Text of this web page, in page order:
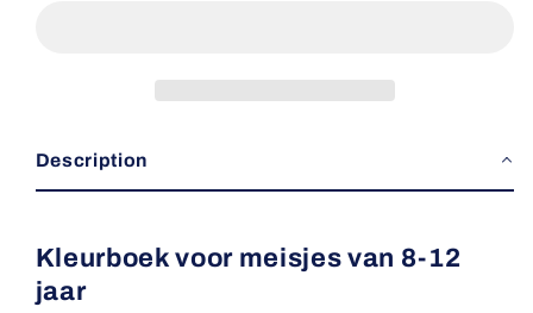
Description
Kleurboek voor meisjes van 8-12
jaar